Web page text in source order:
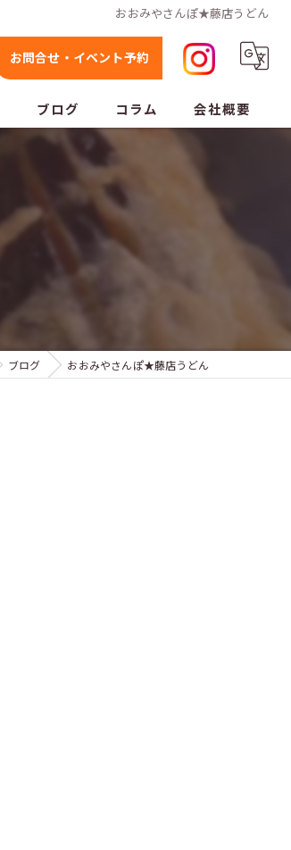
おおみやさんぽ★藤店うどん
お問合せ・イベント予約
ブログ コラム 会社概要
ブログ おおみやさんぽ★藤店うどん